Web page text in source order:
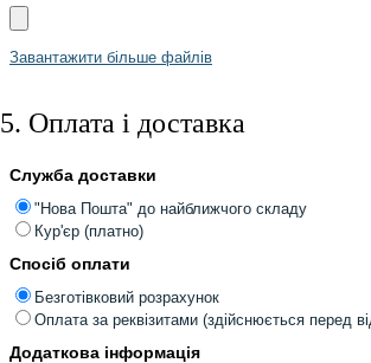
Завантажити більше файлів
5. Оплата і доставка
Служба доставки
"Нова Пошта" до найближчого складу
Кур'єр (платно)
Спосіб оплати
Безготівковий розрахунок
Оплата за реквізитами (здійснюється перед
Додаткова інформація